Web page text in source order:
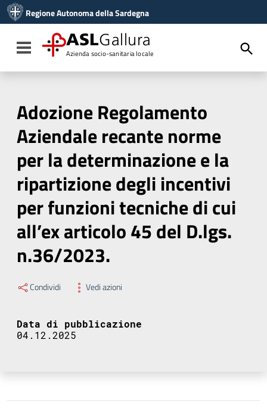
Vai al menu di navigazione
Vai al footer
Regione Autonoma della Sardegna
Toggle navigation
ASLGallura
Azienda socio-sanitaria locale
Adozione Regolamento
Aziendale recante norme
per la determinazione e la
ripartizione degli incentivi
per funzioni tecniche di cui
all’ex articolo 45 del D.lgs.
n.36/2023.
Condividi Vedi azioni
Data di pubblicazione
04.12.2025